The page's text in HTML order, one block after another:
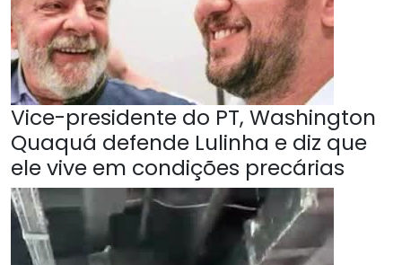
Vice-presidente do PT, Washington
Quaquá defende Lulinha e diz que
ele vive em condições precárias